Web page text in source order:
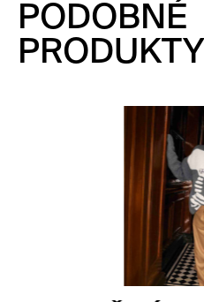
PODOBNÉ
PRODUKTY